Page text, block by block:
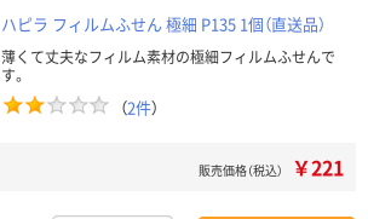
ハピラ フィルムふせん 極細 P135 1個（直送品）
薄くて丈夫なフィルム素材の極細フィルムふせんで
す。
（2件）
販売価格（税込） ￥221